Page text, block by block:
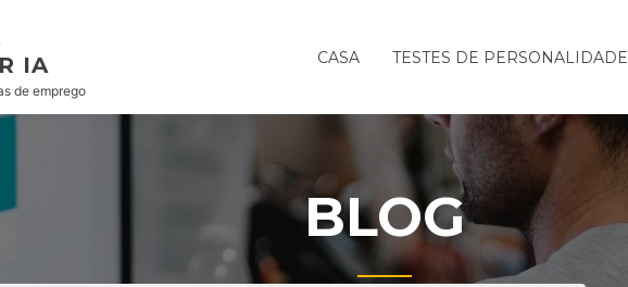
IA
de emprego
CASA TESTES DE PERSONALIDADE
BLOG